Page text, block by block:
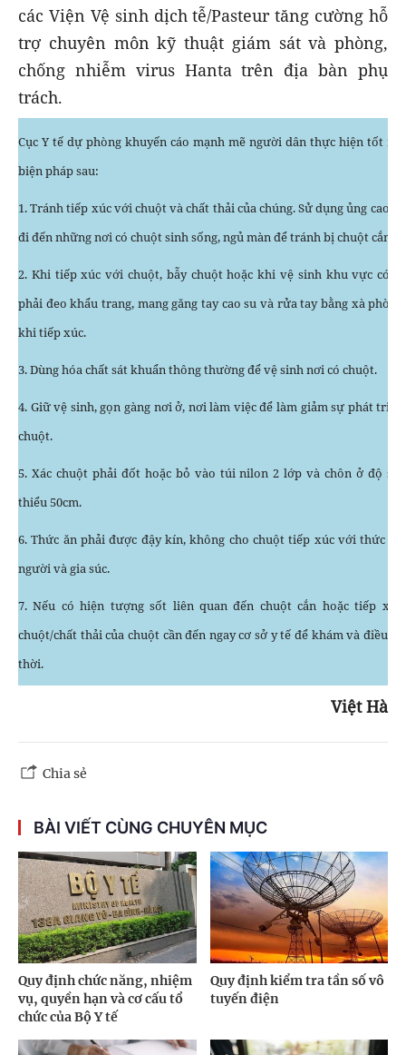
các Viện Vệ sinh dịch tễ/Pasteur tăng cường hỗ
trợ chuyên môn kỹ thuật giám sát và phòng,
chống nhiễm virus Hanta trên địa bàn phụ
trách.
Cục Y tế dự phòng khuyến cáo mạnh mẽ người dân thực hiện tốt
biện pháp sau:
1. Tránh tiếp xúc với chuột và chất thải của chúng. Sử dụng ủng cao
đi đến những nơi có chuột sinh sống, ngủ màn để tránh bị chuột cắn.
2. Khi tiếp xúc với chuột, bẫy chuột hoặc khi vệ sinh khu vực có
phải đeo khẩu trang, mang găng tay cao su và rửa tay bằng xà phòng
khi tiếp xúc.
3. Dùng hóa chất sát khuẩn thông thường để vệ sinh nơi có chuột.
4. Giữ vệ sinh, gọn gàng nơi ở, nơi làm việc để làm giảm sự phát triển
chuột.
5. Xác chuột phải đốt hoặc bỏ vào túi nilon 2 lớp và chôn ở độ
thiểu 50cm.
6. Thức ăn phải được đậy kín, không cho chuột tiếp xúc với thức ăn
người và gia súc.
7. Nếu có hiện tượng sốt liên quan đến chuột cắn hoặc tiếp
chuột/chất thải của chuột cần đến ngay cơ sở y tế để khám và điều
thời.
Việt Hà
Chia sẻ
BÀI VIẾT CÙNG CHUYÊN MỤC
Quy định chức năng, nhiệm
vụ, quyền hạn và cơ cấu tổ
chức của Bộ Y tế
Quy định kiểm tra tần số vô
tuyến điện